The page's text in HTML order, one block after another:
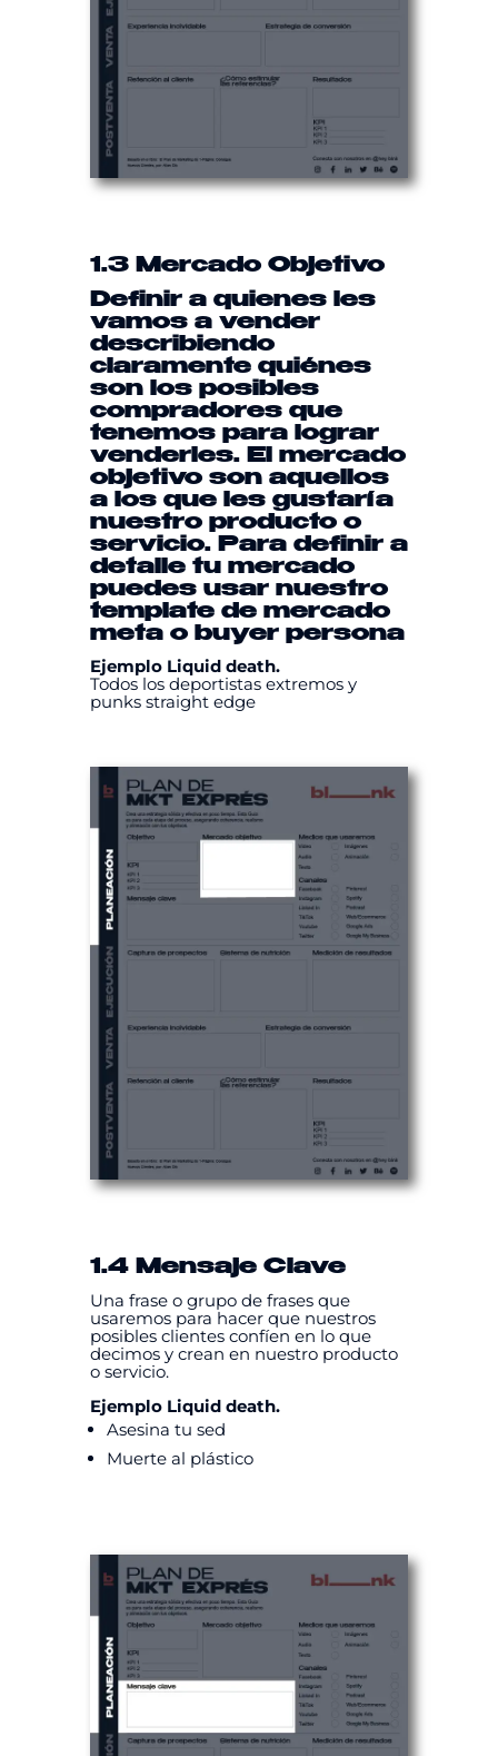
1.3 Mercado Objetivo
Definir a quienes les
vamos a vender
describiendo
claramente quiénes
son los posibles
compradores que
tenemos para lograr
venderles. El mercado
objetivo son aquellos
a los que les gustaría
nuestro producto o
servicio. Para definir a
detalle tu mercado
puedes usar nuestro
templatede mercado
metao buyer persona
Ejemplo Liquid death.
Todos los deportistas extremos y
punks straight edge
1.4 Mensaje Clave
Una frase o grupo de frases que
usaremos para hacer que nuestros
posibles clientes confíen en lo que
decimos y crean en nuestro producto
o servicio.
Ejemplo Liquid death.
Asesina tu sed
Muerte al plástico